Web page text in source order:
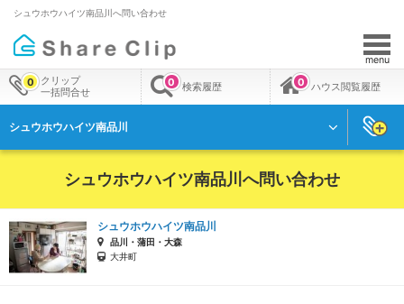
シュウホウハイツ南品川へ問い合わせ
menu
クリップ
一括問合せ
0 検索履歴
0 ハウス閲覧履歴
0
シュウホウハイツ南品川
シュウホウハイツ南品川へ問い合わせ
シュウホウハイツ南品川
品川・蒲田・大森
大井町